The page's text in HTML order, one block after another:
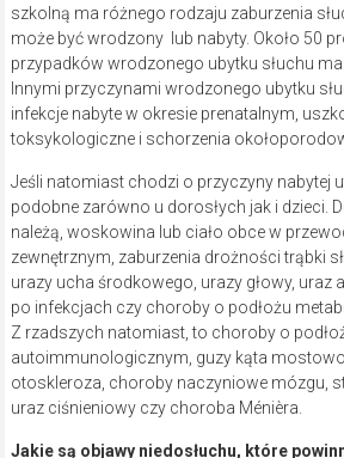
szkolną ma różnego rodzaju zaburzenia
może być wrodzony lub nabyty. Około 50
przypadków wrodzonego ubytku słuchu ma
Innymi przyczynami wrodzonego ubytku
infekcje nabyte w okresie prenatalnym,
toksykologiczne i schorzenia
Jeśli natomiast chodzi o przyczyny nabytej
podobne zarówno u dorosłych jak i dzieci.
należą, woskowina lub ciało obce w
zewnętrznym, zaburzenia drożności trąbki
urazy ucha środkowego, urazy głowy, uraz
po infekcjach czy choroby o podłożu
Z rzadszych natomiast, to choroby o
autoimmunologicznym, guzy kąta
otoskleroza, choroby naczyniowe mózgu,
uraz ciśnieniowy czy choroba Ménièra.
Jakie są objawy niedosłuchu, które